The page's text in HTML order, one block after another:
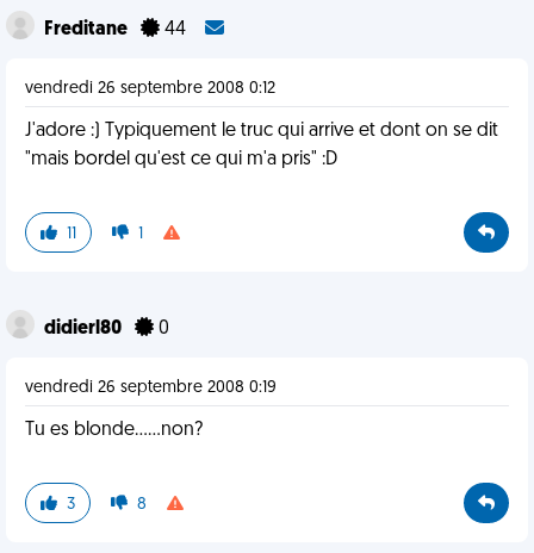
Freditane 44
vendredi 26 septembre 2008 0:12
J'adore :) Typiquement le truc qui arrive et dont on se dit
"mais bordel qu'est ce qui m'a pris" :D
11 1
didierl80 0
vendredi 26 septembre 2008 0:19
Tu es blonde......non?
3 8